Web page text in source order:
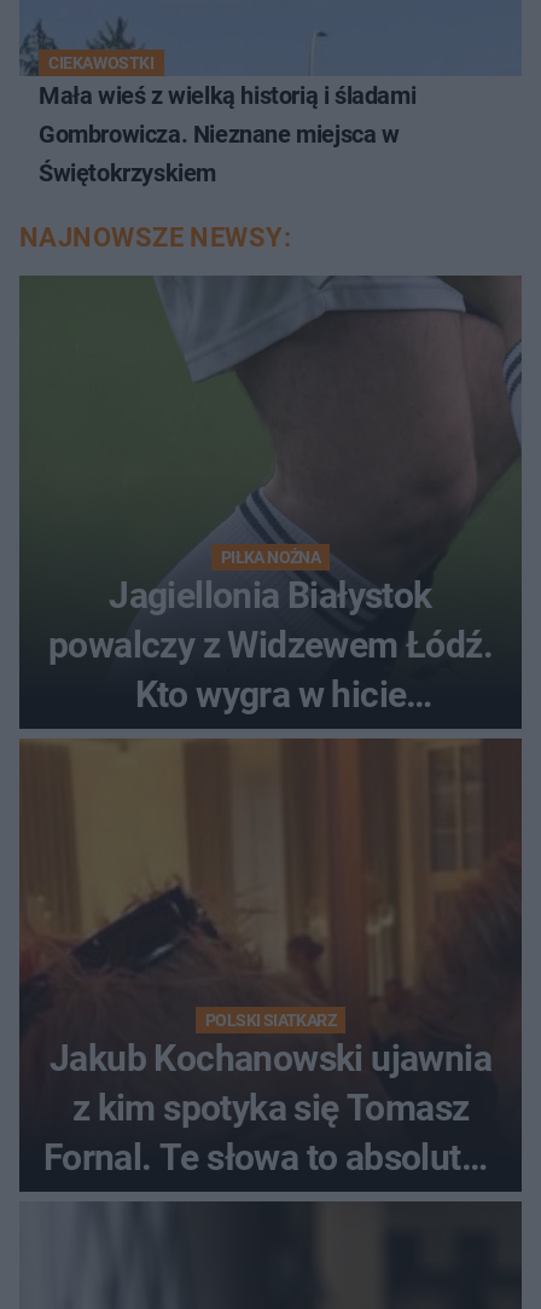
CIEKAWOSTKI
Mała wieś z wielką historią i śladami
Gombrowicza. Nieznane miejsca w
Świętokrzyskiem
NAJNOWSZE NEWSY:
PIŁKA NOŻNA
Jagiellonia Białystok
powalczy z Widzewem Łódź.
Kto wygra w hicie
Ekstraklasy?
POLSKI SIATKARZ
Jakub Kochanowski ujawnia
z kim spotyka się Tomasz
Fornal. Te słowa to absolutny
hit